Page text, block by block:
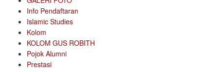
Info Pendaftaran
Islamic Studies
Kolom
KOLOM GUS ROBITH
Pojok Alumni
Prestasi